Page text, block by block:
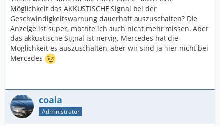
Möglichkeit das AKKUSTISCHE Signal bei der
Geschwindigkeitswarnung dauerhaft auszuschalten? Die
Anzeige ist super, möchte ich auch nicht mehr missen. Aber
das akkustische Signal ist nervig. Mercedes hat die
Möglichkeit es auszuschalten, aber wir sind ja hier nicht bei
Mercedes
coala
Administrator